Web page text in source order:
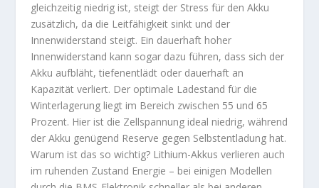
gleichzeitig niedrig ist, steigt der Stress für den Akku
zusätzlich, da die Leitfähigkeit sinkt und der
Innenwiderstand steigt. Ein dauerhaft hoher
Innenwiderstand kann sogar dazu führen, dass sich der
Akku aufbläht, tiefenentlädt oder dauerhaft an
Kapazität verliert. Der optimale Ladestand für die
Winterlagerung liegt im Bereich zwischen 55 und 65
Prozent. Hier ist die Zellspannung ideal niedrig, während
der Akku genügend Reserve gegen Selbstentladung hat.
Warum ist das so wichtig? Lithium-Akkus verlieren auch
im ruhenden Zustand Energie – bei einigen Modellen